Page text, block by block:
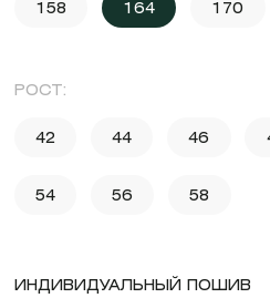
158 164 170
РОСТ:
42 44 46
54 56 58
ИНДИВИДУАЛЬНЫЙ ПОШИВ